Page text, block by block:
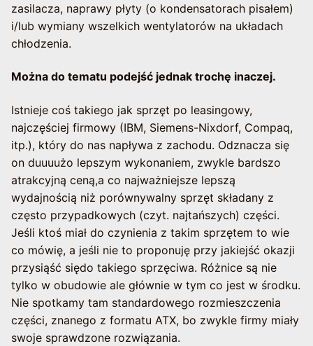
zasilacza, naprawy płyty (o kondensatorach pisałem)
i/lub wymiany wszelkich wentylatorów na układach
chłodzenia.
Można do tematu podejść jednak trochę inaczej.
Istnieje coś takiego jak sprzęt po leasingowy,
najczęściej firmowy (IBM, Siemens-Nixdorf, Compaq,
itp.), który do nas napływa z zachodu. Odznacza się
on duuuużo lepszym wykonaniem, zwykle bardszo
atrakcyjną ceną,a co najważniejsze lepszą
wydajnością niż porównywalny sprzęt składany z
często przypadkowych (czyt. najtańszych) części.
Jeśli ktoś miał do czynienia z takim sprzętem to wie
co mówię, a jeśli nie to proponuję przy jakiejść okazji
przysiąść siędo takiego sprzęciwa. Różnice są nie
tylko w obudowie ale głównie w tym co jest w środku.
Nie spotkamy tam standardowego rozmieszczenia
części, znanego z formatu ATX, bo zwykle firmy miały
swoje sprawdzone rozwiązania.